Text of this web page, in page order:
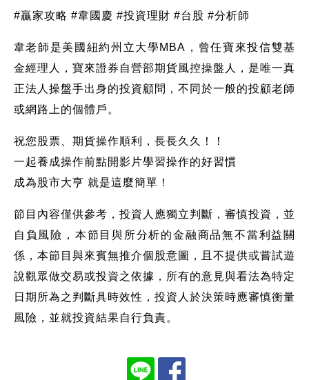
#贏家攻略 #韋國慶 #投資理財 #台股 #分析師
韋老師是美國紐約州立大學MBA，曾任寶來投信雙基
金經理人，寶來證券自營部期貨風控操盤人，是唯一真
正法人操盤手出身的投資顧問，不同於一般的投顧老師
或網路上的個體戶。
祝您股票、期貨操作順利，長長久久！！
一起養成操作前點開影片學習操作的好習慣
成為股市大亨 就是這麼簡單！
節目內容僅供參考，投資人應獨立判斷，審慎投資，並
自負風險，本節目與所分析的金融商品無不當利益關
係，本節目與來賓無推介個股意圖，且不提供或嘗試遊
說觀眾做交易或投資之依據，所有的意見與看法為特定
日期所為之判斷具時效性，投資人於決策時應審慎衡量
風險，並就投資結果自行負責。